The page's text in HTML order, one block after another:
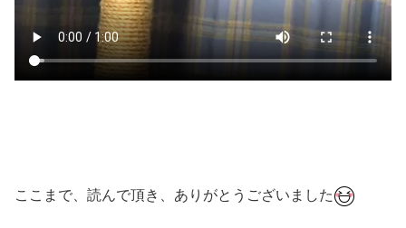
ここまで、読んで頂き、ありがとうございました